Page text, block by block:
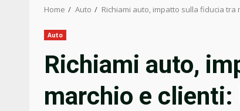
Home Auto Richiami auto, impatto sulla fiducia
Auto
Richiami auto,
marchio e clienti: